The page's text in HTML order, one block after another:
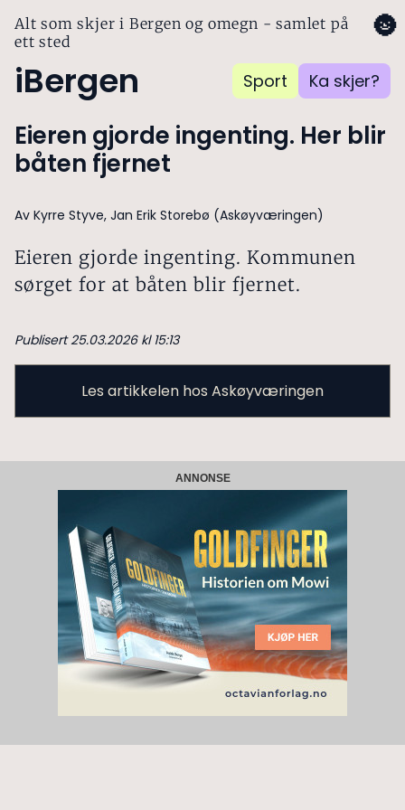
Alt som skjer i Bergen og omegn - samlet på
ett sted
iBergen Sport Ka skjer?
🌚
Eieren gjorde ingenting. Her blir
båten fjernet
Av Kyrre Styve, Jan Erik Storebø (Askøyværingen)
Eieren gjorde ingenting. Kommunen
sørget for at båten blir fjernet.
Publisert 25.03.2026 kl 15:13
Les artikkelen hos Askøyværingen
ANNONSE